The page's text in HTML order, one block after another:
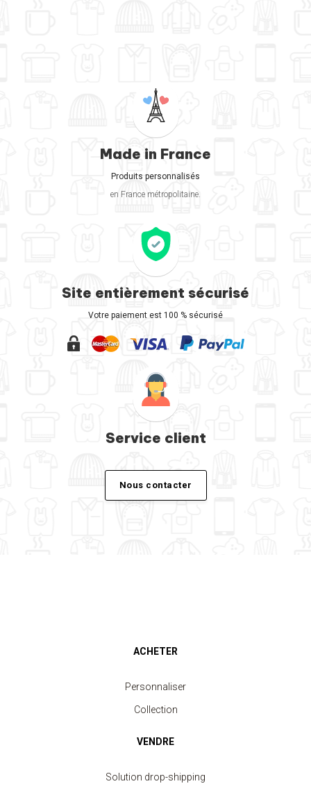
Made in France
Produits personnalisés
en France métropolitaine.
Site entièrement sécurisé
Votre paiement est 100 % sécurisé
Service client
Nous contacter
ACHETER
Personnaliser
Collection
VENDRE
Solution drop-shipping